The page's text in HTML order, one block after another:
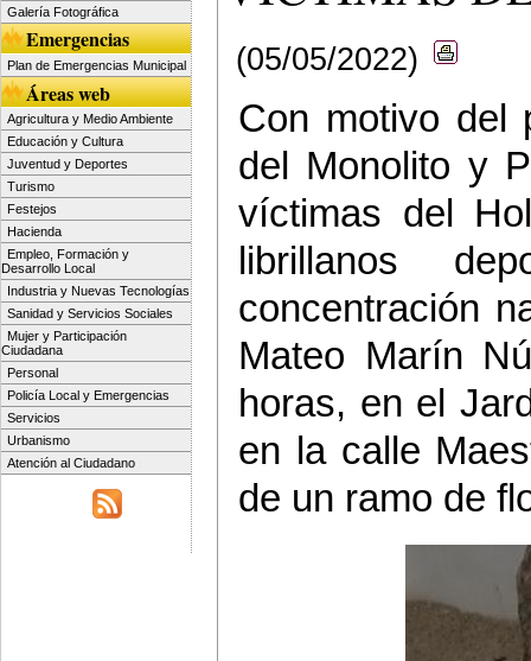
Galería Fotográfica
Emergencias
Plan de Emergencias Municipal
Áreas web
Agricultura y Medio Ambiente
Educación y Cultura
Juventud y Deportes
Turismo
Festejos
Hacienda
Empleo, Formación y
Desarrollo Local
Industria y Nuevas Tecnologías
Sanidad y Servicios Sociales
Mujer y Participación
Ciudadana
Personal
Policía Local y Emergencias
Servicios
Urbanismo
Atención al Ciudadano
(05/05/2022)
Con motivo del
del Monolito y
víctimas del
librillanos
concentración
Mateo Marín
horas, en el
en la calle
de un ramo de